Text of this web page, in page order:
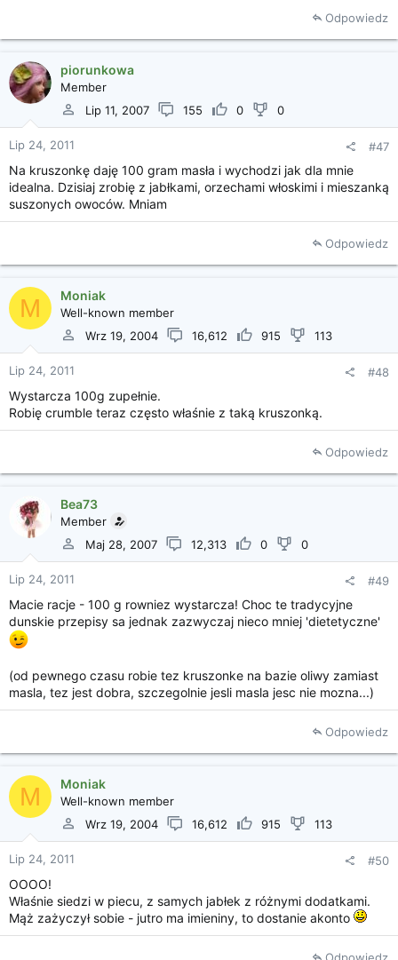
Odpowiedz
piorunkowa
Member
Lip 11, 2007
155 0 0
Lip 24, 2011 #47
Na kruszonkę daję 100 gram masła i wychodzi jak dla mnie
idealna. Dzisiaj zrobię z jabłkami, orzechami włoskimi i mieszanką
suszonych owoców. Mniam
Odpowiedz
M Moniak
Well-known member
Wrz 19, 2004
16,612 915 113
Lip 24, 2011 #48
Wystarcza 100g zupełnie.
Robię crumble teraz często właśnie z taką kruszonką.
Odpowiedz
Bea73
Member
Maj 28, 2007
12,313 0 0
Lip 24, 2011 #49
Macie racje - 100 g rowniez wystarcza! Choc te tradycyjne
dunskie przepisy sa jednak zazwyczaj nieco mniej 'dietetyczne'
(od pewnego czasu robie tez kruszonke na bazie oliwy zamiast
masla, tez jest dobra, szczegolnie jesli masla jesc nie mozna...)
Odpowiedz
M Moniak
Well-known member
Wrz 19, 2004
16,612 915 113
Lip 24, 2011 #50
OOOO!
Właśnie siedzi w piecu, z samych jabłek z różnymi dodatkami.
Mąż zażyczył sobie - jutro ma imieniny, to dostanie akonto